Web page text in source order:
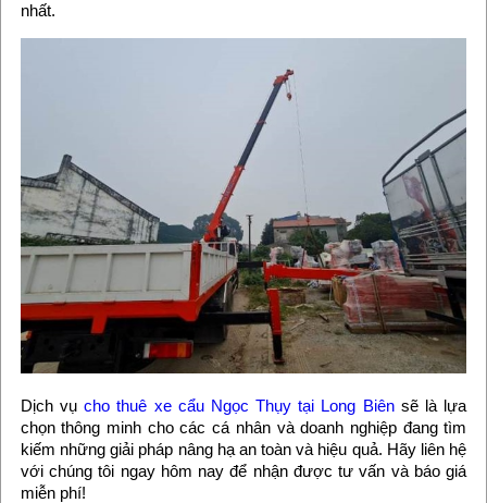
nhất.
Dịch vụcho thuê xe cẩu Ngọc Thụy tại Long Biênsẽ là lựa
chọn thông minh cho các cá nhân và doanh nghiệp đang tìm
kiếm những giải pháp nâng hạ an toàn và hiệu quả. Hãy liên hệ
với chúng tôi ngay hôm nay để nhận được tư vấn và báo giá
miễn phí!